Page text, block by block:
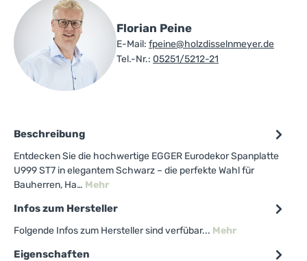
Florian Peine
E-Mail: fpeine@holzdisselnmeyer.de
Tel.-Nr.: 05251/5212-21
Beschreibung
Entdecken Sie die hochwertige EGGER Eurodekor Spanplatte
U999 ST7 in elegantem Schwarz – die perfekte Wahl für
Bauherren, Ha… Mehr
Infos zum Hersteller
Folgende Infos zum Hersteller sind verfübar... Mehr
Eigenschaften